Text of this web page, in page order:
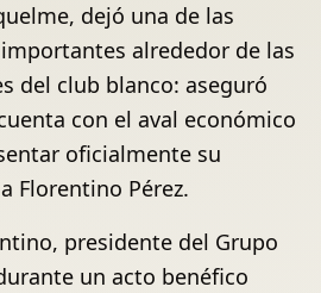
dejó una de las
alrededor de las
del club blanco: aseguró
con el aval económico
oficialmente su
Florentino Pérez.
presidente del Grupo
un acto benéfico